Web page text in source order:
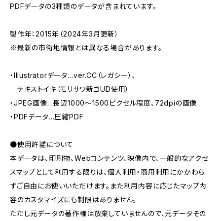
PDFデータの3種類のデータが含まれています。
製作年：2015年（2024年3月更新）
※最新の市街地情報とは異なる場合があります。
・Illustratorデータ…ver.CC（レガシー）、
テキストイキ（モリサワ新ゴUD使用）
・JPEG画像…長辺1000～1500ピクセル程度、72dpiの画像
・PDFデータ…圧縮PDF
●使用許諾について
本データは、印刷物、Webコンテンツ、映像内で、一般的なアクセ
スマップとして利用する限りは、個人利用・商用利用にかかわら
ずご自由にお使いいただけます。また利用内容に応じたマップ内
容のカスタマイズにも制限はありません。
ただし元データの著作権は放棄していませんので、元データその